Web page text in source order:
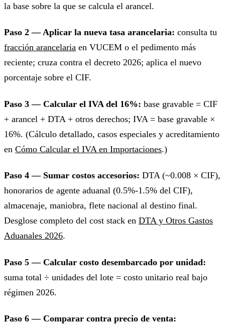
la base sobre la que se calcula el arancel.
Paso 2 — Aplicar la nueva tasa arancelaria: consulta tu
fracción arancelaria en VUCEM o el pedimento más
reciente; cruza contra el decreto 2026; aplica el nuevo
porcentaje sobre el CIF.
Paso 3 — Calcular el IVA del 16%: base gravable = CIF
+ arancel + DTA + otros derechos; IVA = base gravable ×
16%. (Cálculo detallado, casos especiales y acreditamiento
en Cómo Calcular el IVA en Importaciones.)
Paso 4 — Sumar costos accesorios: DTA (~0.008 × CIF),
honorarios de agente aduanal (0.5%-1.5% del CIF),
almacenaje, maniobra, flete nacional al destino final.
Desglose completo del cost stack en DTA y Otros Gastos
Aduanales 2026.
Paso 5 — Calcular costo desembarcado por unidad:
suma total ÷ unidades del lote = costo unitario real bajo
régimen 2026.
Paso 6 — Comparar contra precio de venta: